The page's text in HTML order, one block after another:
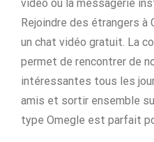
vidéo ou la messagerie
Rejoindre des étrangers
un chat vidéo gratuit. La
permet de rencontrer de
intéressantes tous les
amis et sortir ensemble
type Omegle est parfait